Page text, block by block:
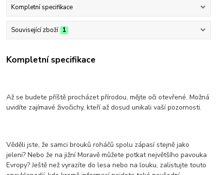
Kompletní specifikace
Související zboží 1
Kompletní specifikace
Až se budete příště procházet přírodou, mějte oči otevřené. Možná
uvidíte zajímavé živočichy, kteří až dosud unikali vaší pozornosti.
Věděli jste, že samci brouků roháčů spolu zápasí stejně jako
jeleni? Nebo že na jižní Moravě můžete potkat největšího pavouka
Evropy? Ještě než vyrazíte do lesa nebo na louku, zalistujte touto